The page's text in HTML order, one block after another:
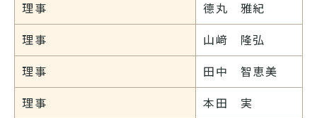
理事 德丸 雅紀
理事 山﨑 隆弘
理事 田中 智恵美
理事 本田 実